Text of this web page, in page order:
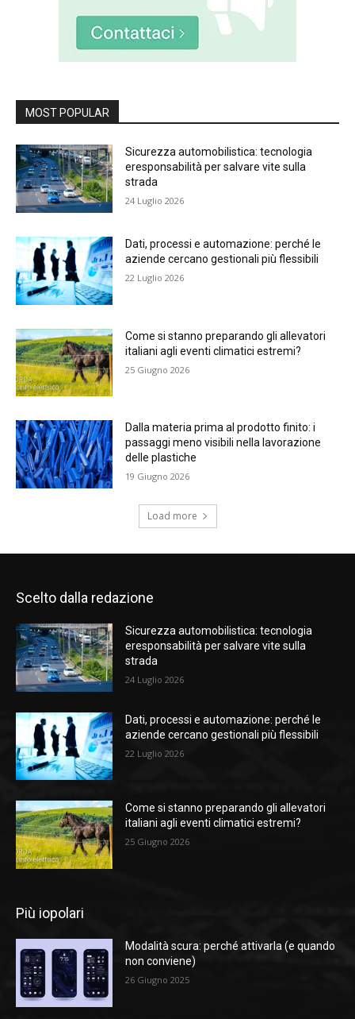
MOST POPULAR
Sicurezza automobilistica: tecnologia
eresponsabilità per salvare vite sulla
strada
24 Luglio 2026
Dati, processi e automazione: perché le
aziende cercano gestionali più flessibili
22 Luglio 2026
Come si stanno preparando gli allevatori
italiani agli eventi climatici estremi?
25 Giugno 2026
Dalla materia prima al prodotto finito: i
passaggi meno visibili nella lavorazione
delle plastiche
19 Giugno 2026
Load more
Scelto dalla redazione
Sicurezza automobilistica: tecnologia
eresponsabilità per salvare vite sulla
strada
24 Luglio 2026
Dati, processi e automazione: perché le
aziende cercano gestionali più flessibili
22 Luglio 2026
Come si stanno preparando gli allevatori
italiani agli eventi climatici estremi?
25 Giugno 2026
Più iopolari
Modalità scura: perché attivarla (e quando
non conviene)
26 Giugno 2025